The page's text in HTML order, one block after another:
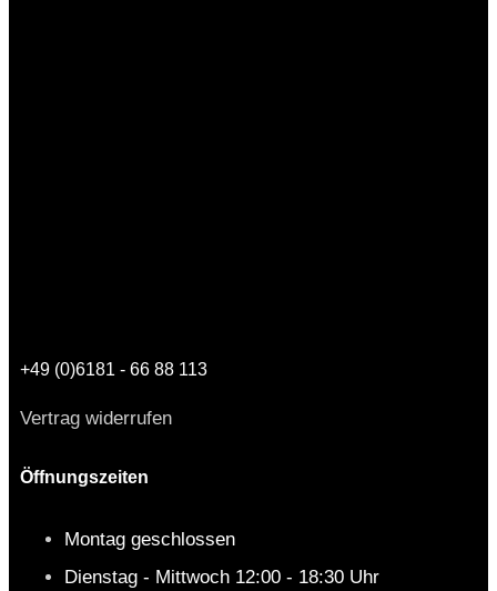
+49 (0)6181 - 66 88 113
Vertrag widerrufen
Öffnungszeiten
Montag geschlossen
Dienstag - Mittwoch 12:00 - 18:30 Uhr